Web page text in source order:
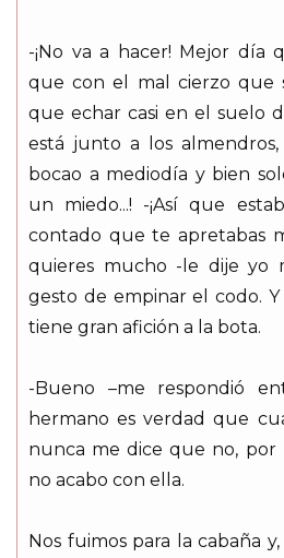
-¡No va a hacer! Mejor día
que con el mal cierzo que
que echar casi en el suelo
está junto a los
bocao a mediodía y bien
un miedo...! -¡Así que
contado que te apretabas
quieres mucho -le dije yo
gesto de empinar el codo.
tiene gran afición a la bota.
-Bueno –me respondió
hermano es verdad que
nunca me dice que no, por
no acabo con ella.
Nos fuimos para la cabaña